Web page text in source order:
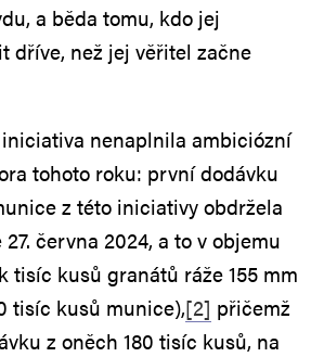
a běda tomu, kdo jej
dříve, než jej věřitel začne
nenaplnila ambiciózní
tohoto roku: první dodávku
z této iniciativy obdržela
června 2024, a to v objemu
tisíc kusů granátů ráže 155 mm
tisíc kusů munice),[2] přičemž
z oněch 180 tisíc kusů, na